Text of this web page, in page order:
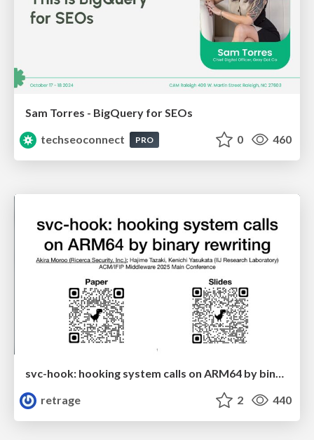
Sam Torres - BigQuery for SEOs
techseoconnect
PRO 0 460
svc-hook: hooking system calls on ARM64 by binary rewriting
retrage
2 440